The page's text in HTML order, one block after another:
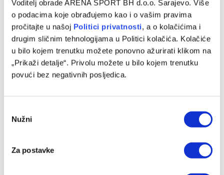
Voditelj obrade ARENA SPORT BH d.o.o. Sarajevo. Više
o podacima koje obrađujemo kao i o vašim pravima
pročitajte u našoj Politici privatnosti, a o kolačićima i
drugim sličnim tehnologijama u Politici kolačića. Kolačiće
u bilo kojem trenutku možete ponovno ažurirati klikom na
„Prikaži detalje“. Privolu možete u bilo kojem trenutku
povući bez negativnih posljedica.
Selection
Nužni
Za postavke
Muslera: Poseban dan i poseban trenutak za mene
07/08/2026